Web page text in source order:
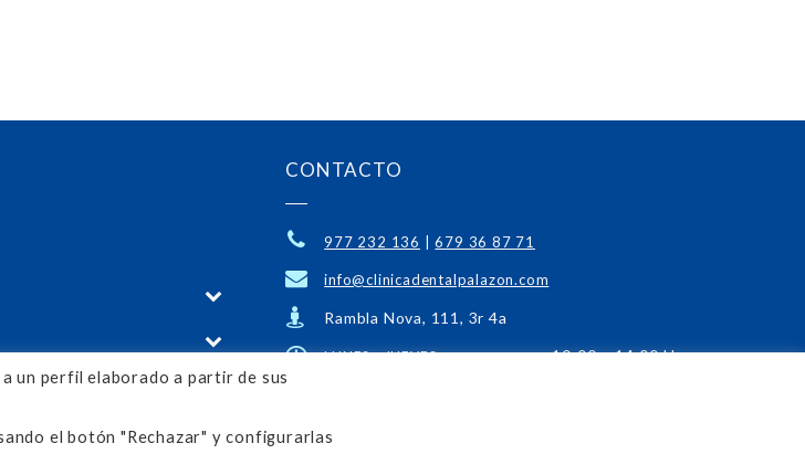
CONTACTO
977 232 136 |679 36 87 71
info@clinicadentalpalazon.com
Rambla Nova, 111, 3r 4a
LUNES – JUEVES
10:00 – 14:00 H.
un perfil elaborado a partir de sus
el botón "Rechazar" y configurarlas